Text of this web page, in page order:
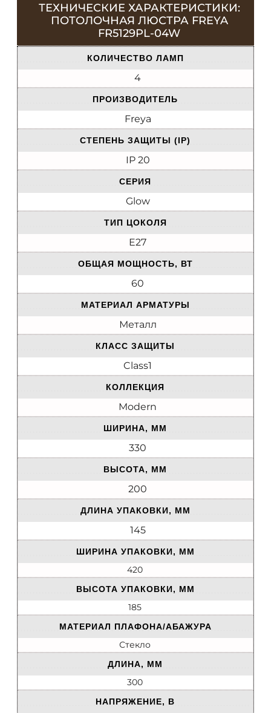
ТЕХНИЧЕСКИЕ ХАРАКТЕРИСТИКИ:
ПОТОЛОЧНАЯ ЛЮСТРА FREYA
FR5129PL-04W
КОЛИЧЕСТВО ЛАМП
4
ПРОИЗВОДИТЕЛЬ
Freya
СТЕПЕНЬ ЗАЩИТЫ (IP)
IP 20
СЕРИЯ
Glow
ТИП ЦОКОЛЯ
E27
ОБЩАЯ МОЩНОСТЬ, ВТ
60
МАТЕРИАЛ АРМАТУРЫ
Металл
КЛАСС ЗАЩИТЫ
Class1
КОЛЛЕКЦИЯ
Modern
ШИРИНА, ММ
330
ВЫСОТА, ММ
200
ДЛИНА УПАКОВКИ, ММ
145
ШИРИНА УПАКОВКИ, ММ
420
ВЫСОТА УПАКОВКИ, ММ
185
МАТЕРИАЛ ПЛАФОНА/АБАЖУРА
Стекло
ДЛИНА, ММ
300
НАПРЯЖЕНИЕ, В